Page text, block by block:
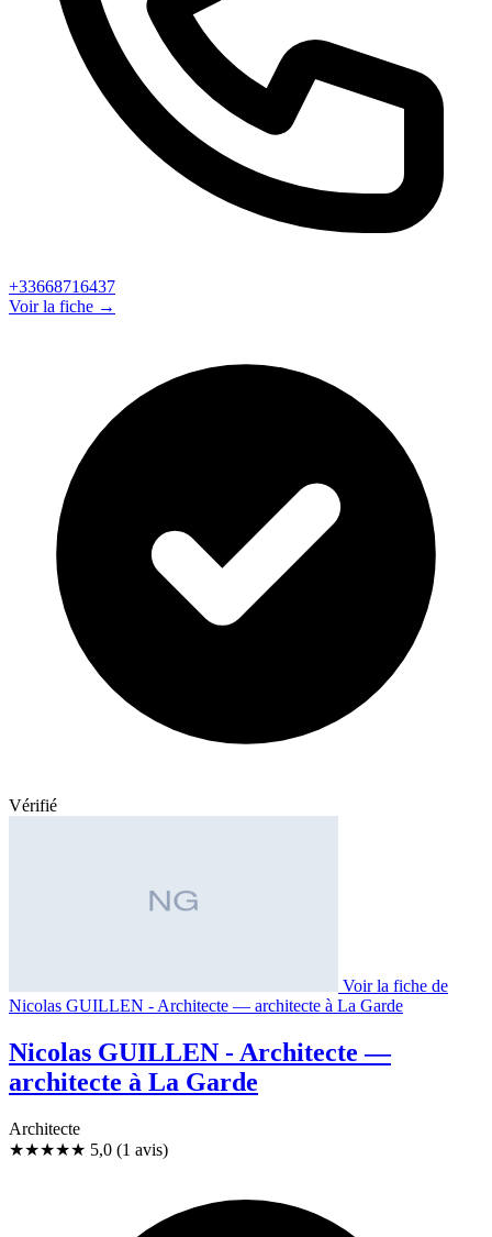
+33668716437
Voir la fiche →
Vérifié
Voir la fiche de
Nicolas GUILLEN - Architecte — architecte à La Garde
Nicolas GUILLEN - Architecte —
architecte à La Garde
Architecte
★★★★★ 5,0 (1 avis)